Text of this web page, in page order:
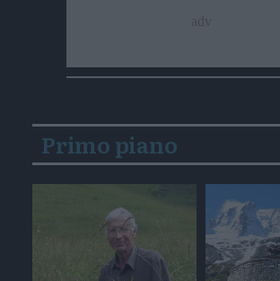
Primo piano